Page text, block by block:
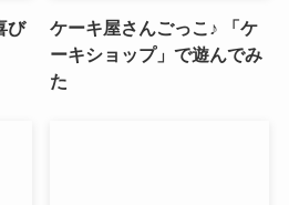
び
ケーキ屋さんごっこ♪ 「ケ
ーキショップ」で遊んでみ
た